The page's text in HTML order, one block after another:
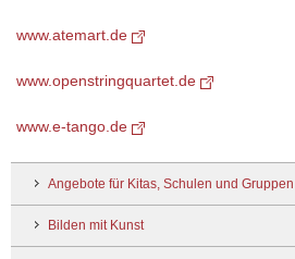
www.atemart.de
www.openstringquartet.de
www.e-tango.de
Angebote für Kitas, Schulen und Gruppen
Bilden mit Kunst